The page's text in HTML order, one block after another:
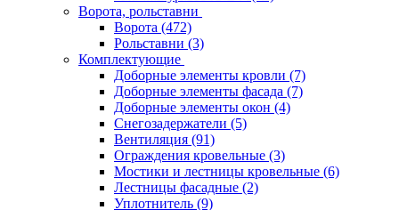
Ворота, рольставни
Ворота (472)
Рольставни (3)
Комплектующие
Доборные элементы кровли (7)
Доборные элементы фасада (7)
Доборные элементы окон (4)
Снегозадержатели (5)
Вентиляция (91)
Ограждения кровельные (3)
Мостики и лестницы кровельные (6)
Лестницы фасадные (2)
Уплотнитель (9)